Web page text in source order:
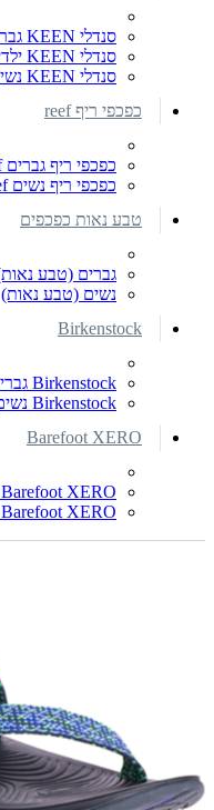
סנדלי KEEN גברים
סנדלי KEEN ילדים
סנדלי KEEN נשים
כפכפי ריף reef
כפכפי ריף גברים reef
כפכפי ריף נשים reef
טבע נאות כפכפים
גברים (טבע
נשים (טבע נאות)
Birkenstock
Birkenstock גברים
Birkenstock נשים
Barefoot XERO
Barefoot XERO גברים
Barefoot XERO נשים